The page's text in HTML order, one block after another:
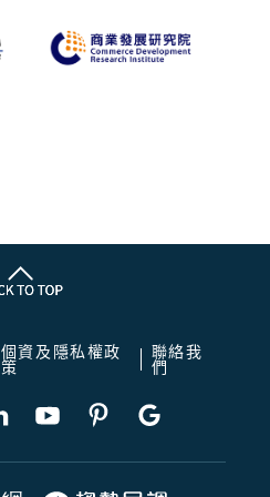
個資及隱私權政
策
聯絡我
們